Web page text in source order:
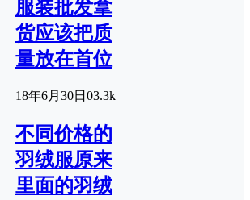
服装批发拿
货应该把质
量放在首位
18年6月30日 03.3k
不同价格的
羽绒服原来
里面的羽绒